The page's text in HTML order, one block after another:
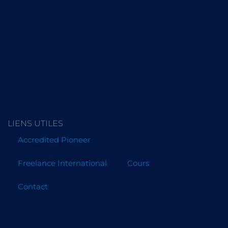
LIENS UTILES
Accredited Pioneer
Freelance International Cours
Contact